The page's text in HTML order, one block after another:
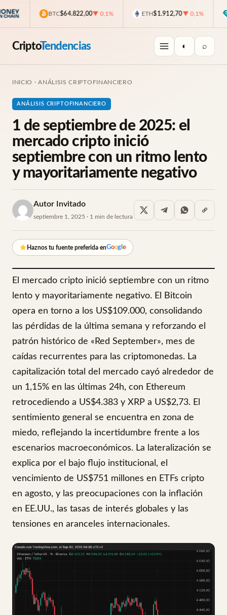
BTC$64.822,00▼ 0,1% ETH$1.912,70▼ 0,1%
CriptoTendencias ◐ ⌕
INICIO ·ANÁLISIS CRIPTOFINANCIERO
ANÁLISIS CRIPTOFINANCIERO
1 de septiembre de 2025: el
mercado cripto inició
septiembre con un ritmo lento
y mayoritariamente negativo
Autor Invitado
septiembre 1, 2025 · 1 min de lectura
Haznos tu fuente preferida enGoog e
El mercado cripto inició septiembre con un ritmo
lento y mayoritariamente negativo. El Bitcoin
opera en torno a los US$109.000, consolidando
las pérdidas de la última semana y reforzando el
patrón histórico de «Red September», mes de
caídas recurrentes para las criptomonedas. La
capitalización total del mercado cayó alrededor de
un 1,15% en las últimas 24h, con Ethereum
retrocediendo a US$4.383 y XRP a US$2,73. El
sentimiento general se encuentra en zona de
miedo, reflejando la incertidumbre frente a los
escenarios macroeconómicos. La lateralización se
explica por el bajo flujo institucional, el
vencimiento de US$751 millones en ETFs cripto
en agosto, y las preocupaciones con la inflación
en EE.UU., las tasas de interés globales y las
tensiones en aranceles internacionales.